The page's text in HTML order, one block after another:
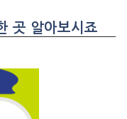
곳 알아보시죠